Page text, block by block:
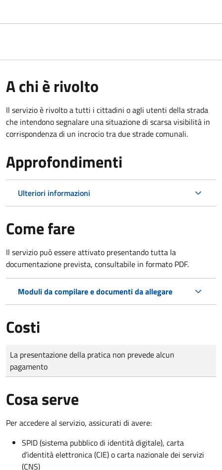
A chi è rivolto
Il servizio è rivolto a tutti i cittadini o agli utenti della strada
che intendono segnalare una situazione di scarsa visibilità in
corrispondenza di un incrocio tra due strade comunali.
Approfondimenti
Ulteriori informazioni
Come fare
Il servizio può essere attivato presentando tutta la
documentazione prevista, consultabile in formato PDF.
Moduli da compilare e documenti da allegare
Costi
Tipo di pagamento
Importo
La presentazione della pratica non prevede alcun
pagamento
Cosa serve
Per accedere al servizio, assicurati di avere:
SPID (sistema pubblico di identità digitale), carta
d’identità elettronica (CIE) o carta nazionale dei servizi
(CNS)